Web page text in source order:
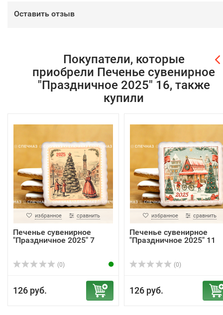
Оставить отзыв
Покупатели, которые
приобрели Печенье сувенирное
"Праздничное 2025" 16, также
купили
избранное сравнить
Печенье сувенирное
"Праздничное 2025" 7
(0)
126 руб.
избранное сравнить
Печенье сувенирное
"Праздничное 2025" 11
(0)
126 руб.